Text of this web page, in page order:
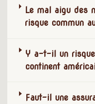
Le mal aigu des
risque commun
Y a-t-il un
continent
Faut-il une